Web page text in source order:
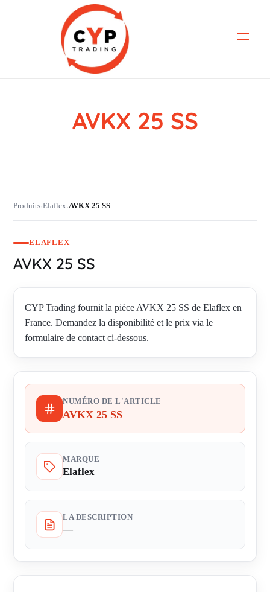
CYP Trading
AVKX 25 SS
Produits›Elaflex›AVKX 25 SS
ELAFLEX
AVKX 25 SS
CYP Trading fournit la pièce AVKX 25 SS de Elaflex en
France. Demandez la disponibilité et le prix via le
formulaire de contact ci-dessous.
NUMÉRO DE L'ARTICLE
AVKX 25 SS
MARQUE
Elaflex
LA DESCRIPTION
—